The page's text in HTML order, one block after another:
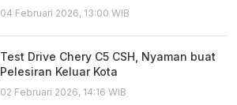
04 Februari 2026, 13:00 WIB
Test Drive Chery C5 CSH, Nyaman buat
Pelesiran Keluar Kota
02 Februari 2026, 14:16 WIB